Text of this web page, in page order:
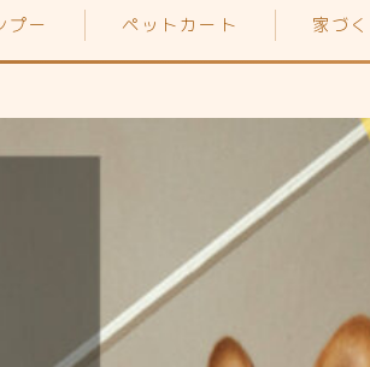
プー ペットカート 家づ